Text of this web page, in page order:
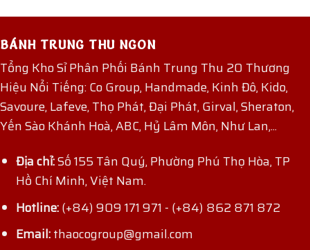
BÁNH TRUNG THU NGON
Tổng Kho Sỉ Phân Phối Bánh Trung Thu 20 Thương
Hiệu Nổi Tiếng: Co Group, Handmade, Kinh Đô, Kido,
Savoure, Lafeve, Thọ Phát, Đại Phát, Girval, Sheraton,
Yến Sào Khánh Hoà, ABC, Hỷ Lâm Môn, Như Lan,...
Địa chỉ:Số 155 Tân Quý, Phường Phú Thọ Hòa, TP
Hồ Chí Minh, Việt Nam.
Hotline:(+84) 909 171 971 - (+84) 862 871 872
Email:thaocogroup@gmail.com